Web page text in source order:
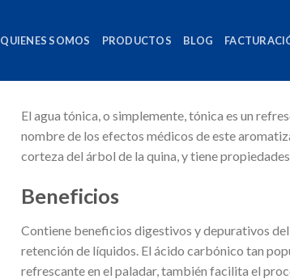
QUIENES SOMOS PRODUCTOS BLOG
El agua tónica, o simplemente, tónica es un
nombre de los efectos médicos de este
corteza del árbol de la quina, y tiene
Beneficios
Contiene beneficios digestivos y depurativos
retención de líquidos. El ácido carbónico tan
refrescante en el paladar, también facilita el